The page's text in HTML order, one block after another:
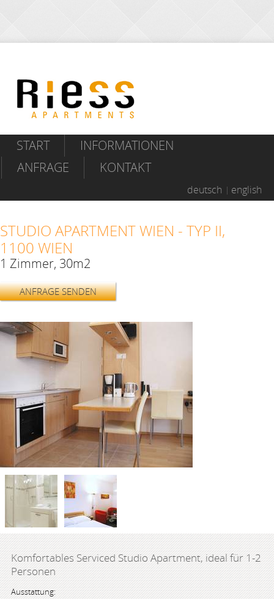
START
INFORMATIONEN
ANFRAGE
KONTAKT
deutsch english
STUDIO APARTMENT WIEN - TYP II,
1100 WIEN
1 Zimmer, 30m2
ANFRAGE SENDEN
Komfortables Serviced Studio Apartment, ideal für 1-2
Personen
Ausstattung: